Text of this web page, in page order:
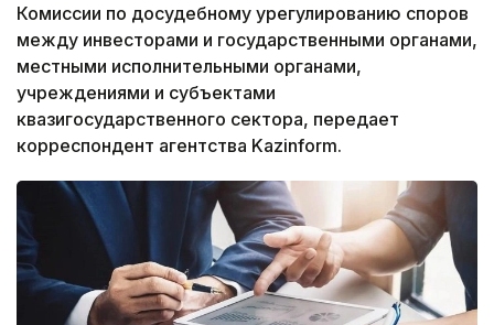
Комиссии по досудебному урегулированию споров
между инвесторами и государственными органами,
местными исполнительными органами,
учреждениями и субъектами
квазигосударственного сектора, передает
корреспондент агентства Kazinform.